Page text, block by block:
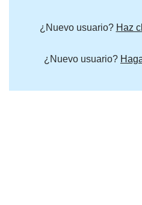
¿Nuevo usuario? Haz
¿Nuevo usuario?